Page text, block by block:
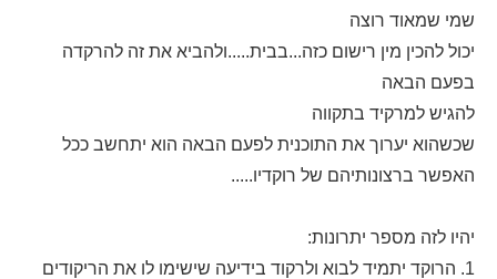
שמי שמאוד רוצה
יכול להכין מין רישום כזה...בבית.....ולהביא את זה להרקדה
בפעם הבאה
להגיש למרקיד בתקווה
שכשהוא יערוך את התוכנית לפעם הבאה הוא יתחשב ככל
האפשר ברצונותיהם של רוקדיו.....
יהיו לזה מספר יתרונות:
1. הרוקד יתמיד לבוא ולרקוד בידיעה שישימו לו את הריקודים